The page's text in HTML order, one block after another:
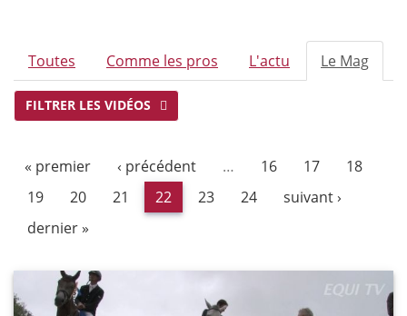
ONGLETS
PRINCIPAUX
Toutes Comme les pros L'actu Le Mag
actif)
FILTRER LES VIDÉOS
« premier ‹ précédent … 16 17
18
19
20 21 22 23 24
suivant ›
dernier »